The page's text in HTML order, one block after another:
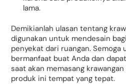
lama.
Demikianlah ulasan tentang
digunakan untuk mendesain
penyekat dari ruangan. Semoga
bermanfaat buat Anda dan
saat akan memasang
produk ini tempat yang tepat.